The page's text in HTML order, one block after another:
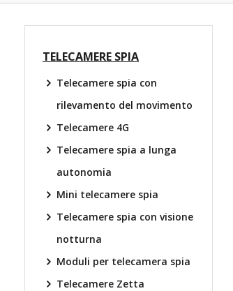
TELECAMERE SPIA
Telecamere spia con
rilevamento del movimento
Telecamere 4G
Telecamere spia a lunga
autonomia
Mini telecamere spia
Telecamere spia con visione
notturna
Moduli per telecamera spia
Telecamere Zetta